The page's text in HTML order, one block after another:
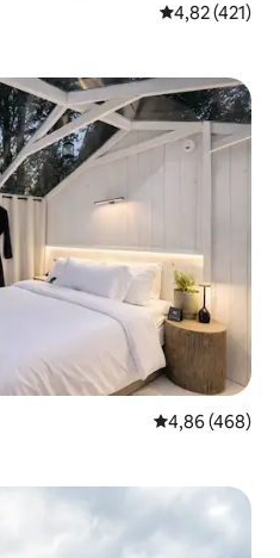
Gemiddelde
4,82 (421)
Gemiddelde
4,86 (468)